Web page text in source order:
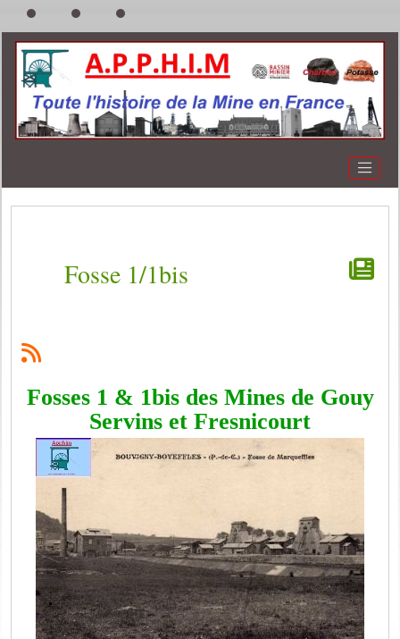
Fosse 1/1bis
Fosses 1 & 1bis des Mines de Gouy
Servins et Fresnicourt